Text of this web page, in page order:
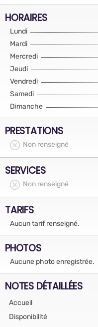
HORAIRES
Lundi
Mardi
Mercredi
Jeudi
Vendredi
Samedi
Dimanche
PRESTATIONS
Non renseigné
SERVICES
Non renseigné
TARIFS
Aucun tarif renseigné.
PHOTOS
Aucune photo enregistrée.
NOTES DÉTAILLÉES
Accueil
Disponibilité